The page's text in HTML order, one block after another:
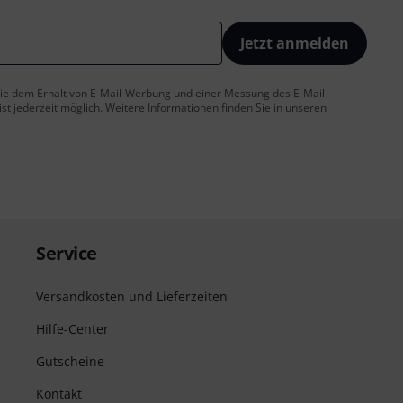
Jetzt anmelden
dem Erhalt von E-Mail-Werbung und einer Messung des E-Mail-
jederzeit möglich. Weitere Informationen finden Sie in unseren
Service
Versandkosten und Lieferzeiten
Hilfe-Center
Gutscheine
Kontakt